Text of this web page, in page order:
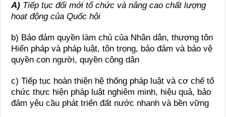
A) Tiếp tục đổi mới tổ chức và nâng cao chất lượng
hoạt động của Quốc hội
b) Bảo đảm quyền làm chủ của Nhân dân, thượng tôn
Hiến pháp và pháp luật, tôn trọng, bảo đảm và bảo vệ
quyền con người, quyền công dân
c) Tiếp tục hoàn thiện hệ thống pháp luật và cơ chế tổ
chức thực hiện pháp luật nghiêm minh, hiệu quả, bảo
đảm yêu cầu phát triển đất nước nhanh và bền vững